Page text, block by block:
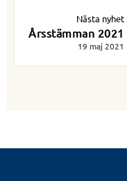
Nästa nyhet
Årsstämman 2021
19 maj 2021